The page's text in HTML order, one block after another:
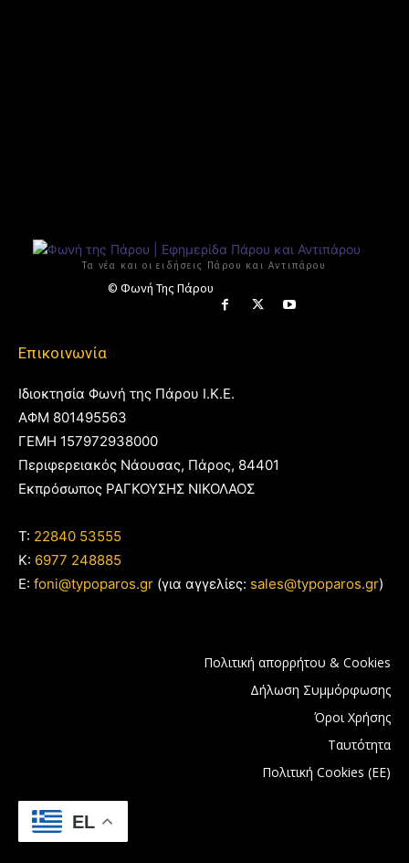
Τα νέα και οι ειδήσεις Πάρου και Αντιπάρου
© Φωνή Της Πάρου
Επικοινωνία
Ιδιοκτησία Φωνή της Πάρου Ι.Κ.Ε.
ΑΦΜ 801495563
ΓΕΜΗ 157972938000
Περιφερειακός Νάουσας, Πάρος, 84401
Εκπρόσωπος ΡΑΓΚΟΥΣΗΣ ΝΙΚΟΛΑΟΣ
T: 22840 53555
Κ: 6977 248885
E: foni@typoparos.gr (για αγγελίες: sales@typoparos.gr)
Πολιτική απορρήτου & Cookies
Δήλωση Συμμόρφωσης
Όροι Χρήσης
Ταυτότητα
Πολιτική Cookies (ΕΕ)
EL